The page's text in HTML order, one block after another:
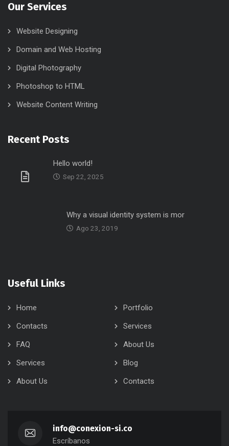
Our Services
Website Designing
Domain and Web Hosting
Digital Photography
Photoshop to HTML
Website Content Writing
Recent Posts
Hello world!
Sep 22, 2025
Why a visual identity system is mor
Ago 23, 2019
Useful Links
Home
Portfolio
Contacts
Services
FAQ
About Us
Services
Blog
About Us
Contacts
info@conexion-si.co
Escríbanos